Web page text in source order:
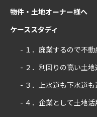
物件・土地オーナー様へ
ケーススタディ
- １．廃業するので不
- ２．利回りの高い土
- ３．上水道も下水道
- ４．企業として土地